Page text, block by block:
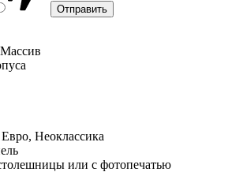
Неоклассика
или с фотопечатью